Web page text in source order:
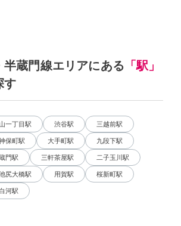
半蔵門線エリアにある 「駅」
す
一丁目駅 渋谷駅 三越前駅
保町駅 大手町駅 九段下駅
門駅 三軒茶屋駅 二子玉川駅
尻大橋駅 用賀駅 桜新町駅
河駅